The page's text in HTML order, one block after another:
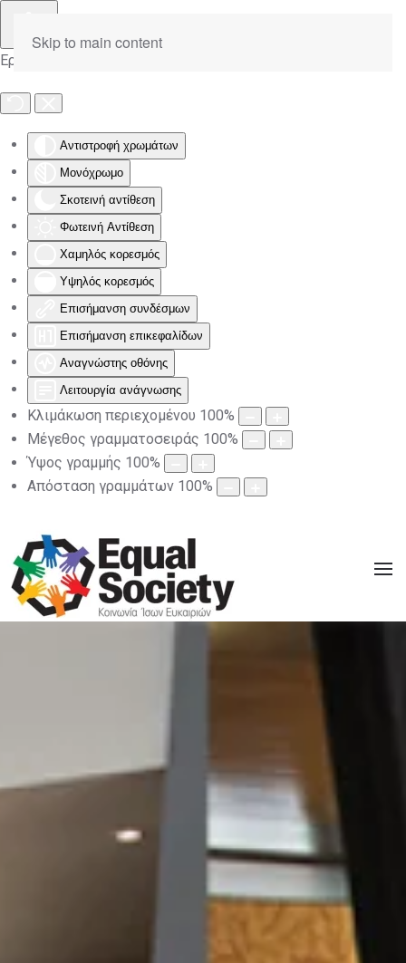
Εργαλειοθήκη Προσβασιμότητας
Αντιστροφή χρωμάτων
Μονόχρωμο
Σκοτεινή αντίθεση
Φωτεινή Αντίθεση
Χαμηλός κορεσμός
Υψηλός κορεσμός
Επισήμανση συνδέσμων
Επισήμανση επικεφαλίδων
Αναγνώστης οθόνης
Λειτουργία ανάγνωσης
Κλιμάκωση περιεχομένου 100%
Μέγεθος γραμματοσειράς 100%
Ύψος γραμμής 100%
Απόσταση γραμμάτων 100%
Skip to main content